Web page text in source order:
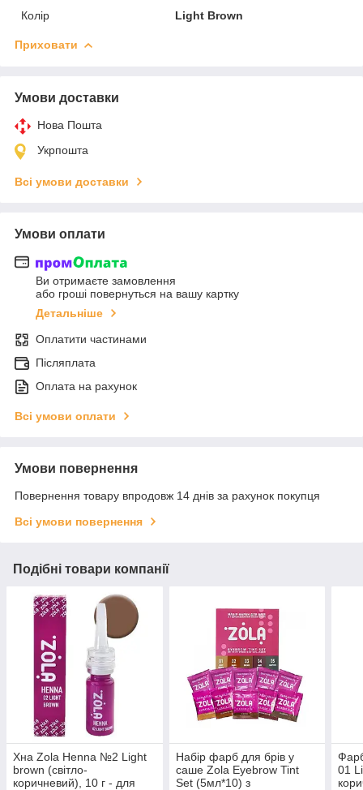
Колір
Light Brown
Приховати
Умови доставки
Нова Пошта
Укрпошта
Всі умови доставки
Умови оплати
Ви отримаєте замовлення
або гроші повернуться на вашу картку
Детальніше
Оплатити частинами
Післяплата
Оплата на рахунок
Всі умови оплати
Умови повернення
Повернення товару впродовж 14 днів за рахунок покупця
Всі умови повернення
Подібні товари компанії
Хна Zola Henna №2 Light
brown (світло-
коричневий), 10 г - для
Набір фарб для брів у
саше Zola Eyebrow Tint
Set (5мл*10) з
01